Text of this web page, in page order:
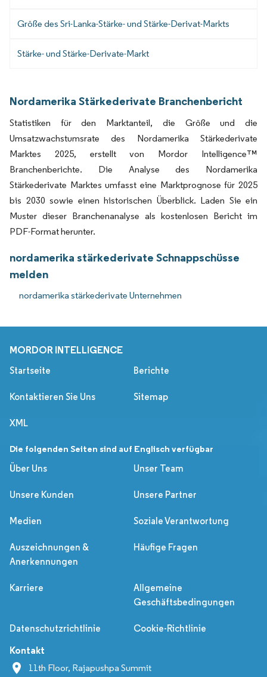
Größe des Sri-Lanka-Stärke- und Stärke-Derivat-Markts
Stärke- und Stärke-Derivate-Markt
Nordamerika Stärkederivate Branchenbericht
Statistiken für den Marktanteil, die Größe und die
Umsatzwachstumsrate des Nordamerika Stärkederivate
Marktes 2025, erstellt von Mordor Intelligence™
Branchenberichte. Die Analyse des Nordamerika
Stärkederivate Marktes umfasst eine Marktprognose für 2025
bis 2030 sowie einen historischen Überblick. Laden Sie ein
Muster dieser Branchenanalyse als kostenlosen Bericht im
PDF-Format herunter.
nordamerika stärkederivate Schnappschüsse
melden
nordamerika stärkederivate Unternehmen
MORDOR INTELLIGENCE
Startseite Berichte
Kontaktieren Sie Uns Sitemap
XML
Die folgenden Seiten sind auf Englisch verfügbar
Über Uns
Unser Team
Unsere Kunden Unsere Partner
Medien Soziale Verantwortung
Auszeichnungen &
Anerkennungen
Häufige Fragen
Karriere
Allgemeine
Geschäftsbedingungen
Datenschutzrichtlinie Cookie-Richtlinie
Kontakt
11th Floor, Rajapushpa Summit